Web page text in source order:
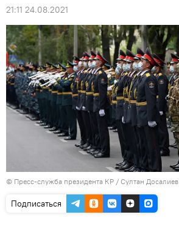
21:11 24.08.2021
© Пресс-служба президента КР / Султан Досалиев
Подписаться